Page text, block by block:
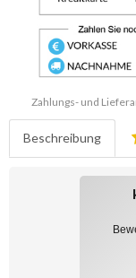
Zahlungs- und
Beschreibung